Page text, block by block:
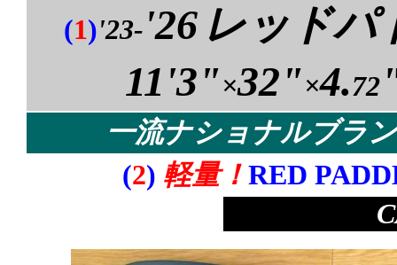
(1)'23-'26 レッドパ
11'3"×32"×4.72
一流ナショナルブラ
(2) 軽量！RED